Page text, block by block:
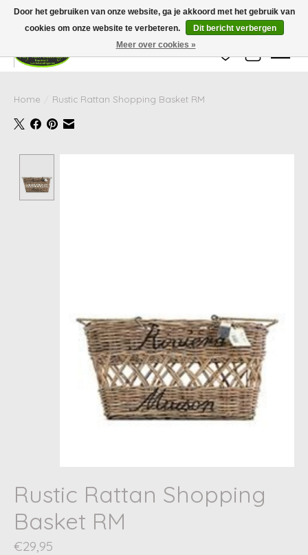
Wij zijn gesloten van 24 december tot en met 25 januari. Houd er rekening mee
dat de levertijd van uw bestelling in deze periode langer kan zijn dan
gebruikelijk.
Verlanglijst
Home Rustic Rattan Shopping Basket RM
Rustic Rattan Shopping
Basket RM
€29,95
Door het gebruiken van onze website, ga je akkoord met het gebruik van
cookies om onze website te verbeteren.
Dit bericht verbergen
Meer over cookies »